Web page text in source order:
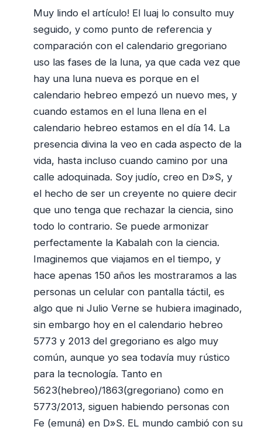
Muy lindo el artículo! El luaj lo consulto muy
seguido, y como punto de referencia y
comparación con el calendario gregoriano
uso las fases de la luna, ya que cada vez que
hay una luna nueva es porque en el
calendario hebreo empezó un nuevo mes, y
cuando estamos en el luna llena en el
calendario hebreo estamos en el día 14. La
presencia divina la veo en cada aspecto de la
vida, hasta incluso cuando camino por una
calle adoquinada. Soy judío, creo en D»S, y
el hecho de ser un creyente no quiere decir
que uno tenga que rechazar la ciencia, sino
todo lo contrario. Se puede armonizar
perfectamente la Kabalah con la ciencia.
Imaginemos que viajamos en el tiempo, y
hace apenas 150 años les mostraramos a las
personas un celular con pantalla táctil, es
algo que ni Julio Verne se hubiera imaginado,
sin embargo hoy en el calendario hebreo
5773 y 2013 del gregoriano es algo muy
común, aunque yo sea todavía muy rústico
para la tecnología. Tanto en
5623(hebreo)/1863(gregoriano) como en
5773/2013, siguen habiendo personas con
Fe (emuná) en D»S. EL mundo cambió con su